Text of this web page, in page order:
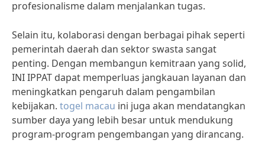
profesionalisme dalam menjalankan tugas.
Selain itu, kolaborasi dengan berbagai pihak seperti
pemerintah daerah dan sektor swasta sangat
penting. Dengan membangun kemitraan yang solid,
INI IPPAT dapat memperluas jangkauan layanan dan
meningkatkan pengaruh dalam pengambilan
kebijakan. togel macau ini juga akan mendatangkan
sumber daya yang lebih besar untuk mendukung
program-program pengembangan yang dirancang.